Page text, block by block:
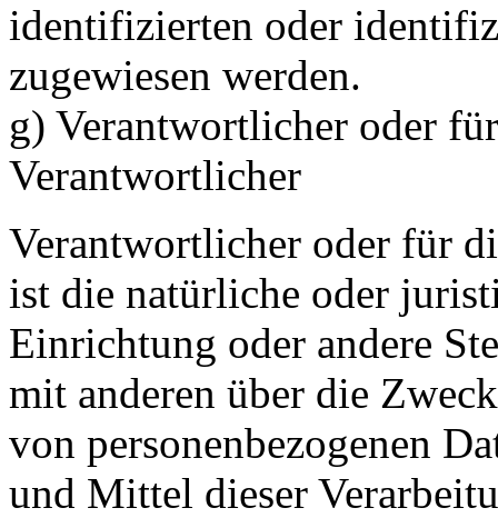
identifizierten oder
zugewiesen werden.
g) Verantwortlicher oder
Verantwortlicher
Verantwortlicher oder für
ist die natürliche oder
Einrichtung oder andere
mit anderen über die
von personenbezogenen
und Mittel dieser